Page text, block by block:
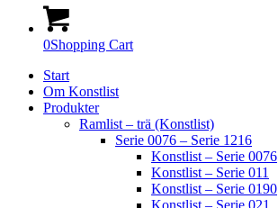
0Shopping Cart
Start
Om Konstlist
Produkter
Ramlist – trä (Konstlist)
Serie 0076 – Serie 1216
Konstlist – Serie 0076
Konstlist – Serie 011
Konstlist – Serie 0190
Konstlist – Serie 021